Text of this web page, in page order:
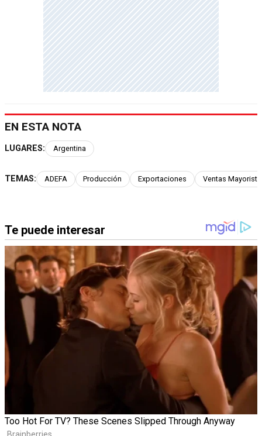
EN ESTA NOTA
LUGARES: Argentina
TEMAS: ADEFA Producción Exportaciones Ventas